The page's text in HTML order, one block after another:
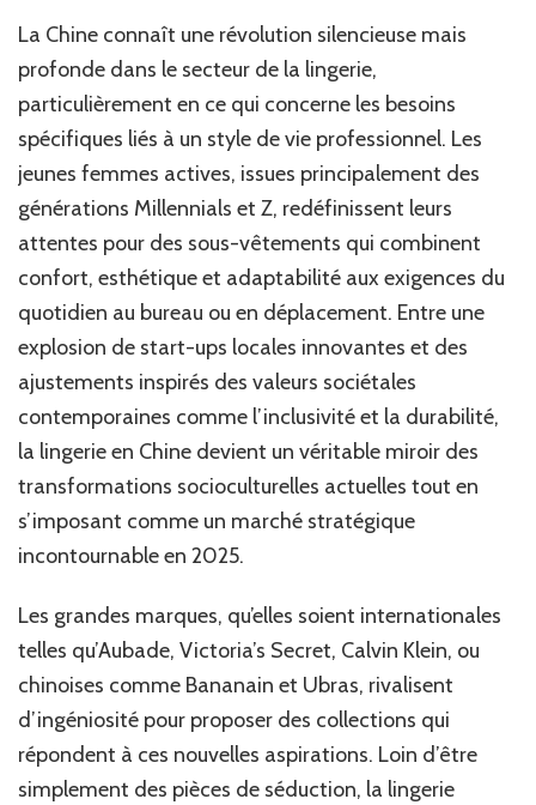
Tendances
Lingerie
en
Chine
pour
de
Vie
La Chine connaît une révolution silencieuse mais
profonde dans le secteur de la lingerie,
particulièrement en ce qui concerne les besoins
spécifiques liés à un style de vie professionnel. Les
jeunes femmes actives, issues principalement des
générations Millennials et Z, redéfinissent leurs
attentes pour des sous-vêtements qui combinent
confort, esthétique et adaptabilité aux exigences du
quotidien au bureau ou en déplacement. Entre une
explosion de start-ups locales innovantes et des
ajustements inspirés des valeurs sociétales
contemporaines comme l’inclusivité et la durabilité,
la lingerie en Chine devient un véritable miroir des
transformations socioculturelles actuelles tout en
s’imposant comme un marché stratégique
incontournable en 2025.
Les grandes marques, qu’elles soient internationales
telles qu’Aubade, Victoria’s Secret, Calvin Klein, ou
chinoises comme Bananain et Ubras, rivalisent
d’ingéniosité pour proposer des collections qui
répondent à ces nouvelles aspirations. Loin d’être
simplement des pièces de séduction, la lingerie